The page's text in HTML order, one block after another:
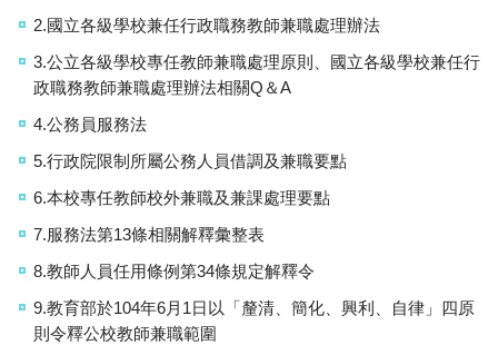
2.國立各級學校兼任行政職務教師兼職處理辦法
3.公立各級學校專任教師兼職處理原則、國立各級學校兼任行
政職務教師兼職處理辦法相關Q＆A
4.公務員服務法
5.行政院限制所屬公務人員借調及兼職要點
6.本校專任教師校外兼職及兼課處理要點
7.服務法第13條相關解釋彙整表
8.教師人員任用條例第34條規定解釋令
9.教育部於104年6月1日以「釐清、簡化、興利、自律」四原
則令釋公校教師兼職範圍